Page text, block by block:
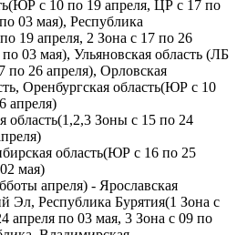
с 10 по 19 апреля, ЦР с 17 по
03 мая), Республика
19 апреля, 2 Зона с 17 по 26
03 мая), Ульяновская область (ЛБ
по 26 апреля), Орловская
Оренбургская область(ЮР с 10
апреля)
область(1,2,3 Зоны с 15 по 24
область(ЮР с 16 по 25
мая)
апреля) - Ярославская
Эл, Республика Бурятия(1 Зона с
апреля по 03 мая, 3 Зона с 09 по